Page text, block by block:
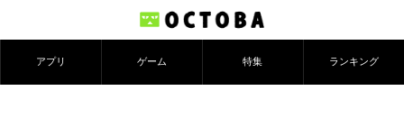
アプリ ゲーム 特集 ランキング